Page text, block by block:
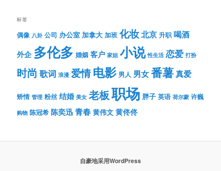
标签
偶像 八卦 公司 办公室 加拿大 加班 化妆北京 升职 喝酒
外企 多伦多 婚姻 客户 家姐 小说 性生活 恋爱 打扮
时尚 歌词 浪漫 爱情电影 男人 男女番薯真爱
矫情 管理 粉丝 结婚 美女 老板职场 胖子 英语 荷尔蒙 许巍
购物 陈冠希 陈奕迅 青春 黄伟文 黄佟佟
自豪地采用WordPress